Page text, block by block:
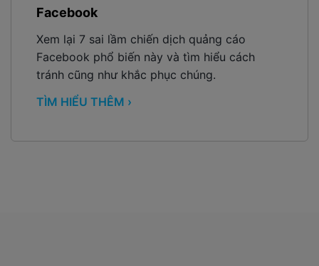
Facebook
Xem lại 7 sai lầm chiến dịch quảng cáo
Facebook phổ biến này và tìm hiểu cách
tránh cũng như khắc phục chúng.
TÌM HIỂU THÊM ›